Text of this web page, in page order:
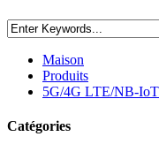
Maison
Produits
5G/4G LTE/NB-IoT
Catégories